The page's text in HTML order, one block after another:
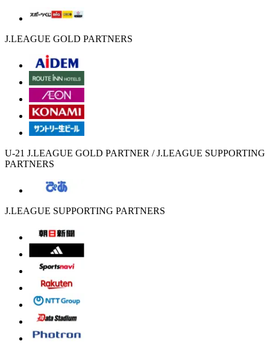
J.LEAGUE GOLD PARTNERS
U-21 J.LEAGUE GOLD PARTNER / J.LEAGUE SUPPORTING
PARTNERS
J.LEAGUE SUPPORTING PARTNERS